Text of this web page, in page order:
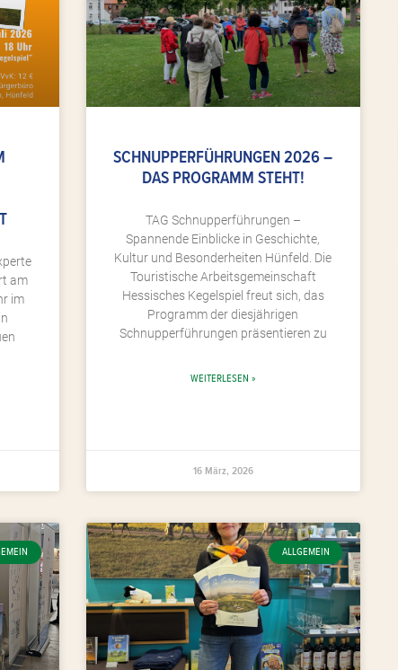
am
im
SCHNUPPERFÜHRUNGEN 2026 –
DAS PROGRAMM STEHT!
TAG Schnupperführungen –
Spannende Einblicke in Geschichte,
Kultur und Besonderheiten Hünfeld. Die
Touristische Arbeitsgemeinschaft
Hessisches Kegelspiel freut sich, das
Programm der diesjährigen
Schnupperführungen präsentieren zu
WEITERLESEN »
16 März, 2026
ALLGEMEIN